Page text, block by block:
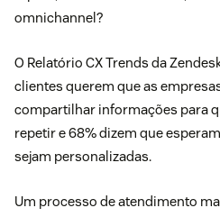
omnichannel?
O Relatório CX Trends da
clientes querem que as
compartilhar informações para
repetir e 68% dizem que
sejam personalizadas.
Um processo de atendimento